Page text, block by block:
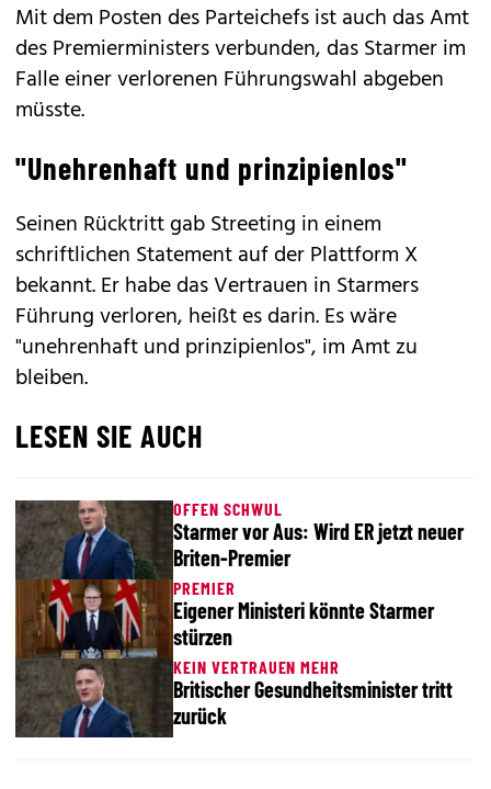
Mit dem Posten des Parteichefs ist auch das Amt
des Premierministers verbunden, das Starmer im
Falle einer verlorenen Führungswahl abgeben
müsste.
"Unehrenhaft und prinzipienlos"
Seinen Rücktritt gab Streeting in einem
schriftlichen Statement auf der Plattform X
bekannt. Er habe das Vertrauen in Starmers
Führung verloren, heißt es darin. Es wäre
"unehrenhaft und prinzipienlos", im Amt zu
bleiben.
LESEN SIE AUCH
OFFEN SCHWUL
Starmer vor Aus: Wird ER jetzt neuer
Briten-Premier
PREMIER
Eigener Ministeri könnte Starmer
stürzen
KEIN VERTRAUEN MEHR
Britischer Gesundheitsminister tritt
zurück